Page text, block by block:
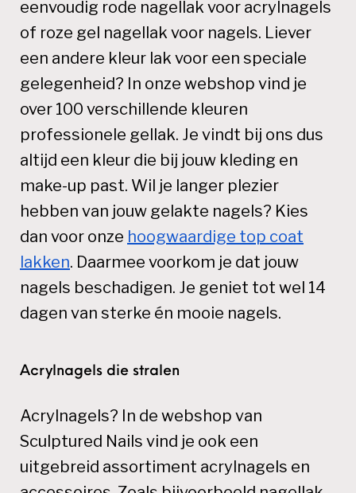
eenvoudig rode nagellak voor acrylnagels
of roze gel nagellak voor nagels. Liever
een andere kleur lak voor een speciale
gelegenheid? In onze webshop vind je
over 100 verschillende kleuren
professionele gellak. Je vindt bij ons dus
altijd een kleur die bij jouw kleding en
make-up past. Wil je langer plezier
hebben van jouw gelakte nagels? Kies
dan voor onze hoogwaardige top coat
lakken. Daarmee voorkom je dat jouw
nagels beschadigen. Je geniet tot wel 14
dagen van sterke én mooie nagels.
Acrylnagels die stralen
Acrylnagels? In de webshop van
Sculptured Nails vind je ook een
uitgebreid assortiment acrylnagels en